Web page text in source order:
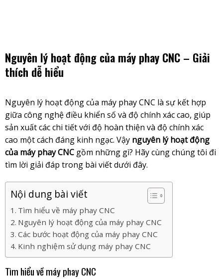
Nguyên lý hoạt động của máy phay CNC – Giải
thích dễ hiểu
Nguyên lý hoạt động của máy phay CNC là sự kết hợp
giữa công nghệ điều khiển số và độ chính xác cao, giúp
sản xuất các chi tiết với độ hoàn thiện và độ chính xác
cao một cách đáng kinh ngạc. Vậy nguyên lý hoạt động
của máy phay CNCgồm những gì? Hãy cùng chúng tôi đi
tìm lời giải đáp trong bài viết dưới đây.
Nội dung bài viết
Tìm hiểu về máy phay CNC
Nguyên lý hoạt động của máy phay CNC
Các bước hoạt động của máy phay CNC
Kinh nghiệm sử dụng máy phay CNC
Tìm hiểu về máy phay CNC